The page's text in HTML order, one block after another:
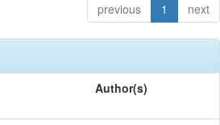
previous 1 next
Author(s)